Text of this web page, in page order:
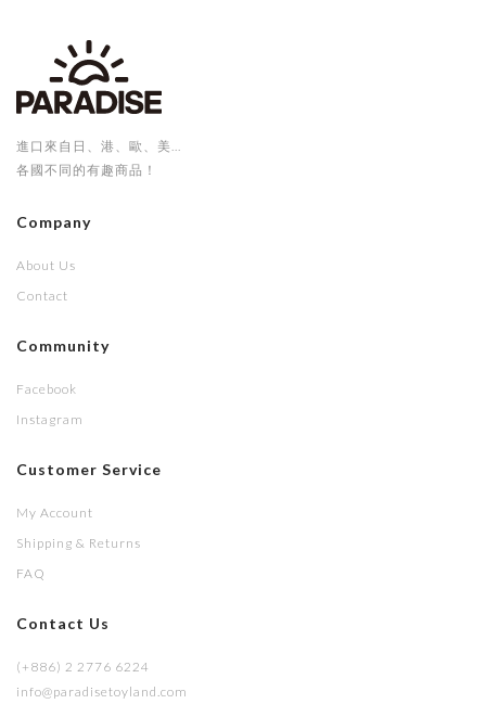
進口來自日、港、歐、美...
各國不同的有趣商品！
Company
About Us
Contact
Community
Facebook
Instagram
Customer Service
My Account
Shipping & Returns
FAQ
Contact Us
(+886) 2 2776 6224
info@paradisetoyland.com